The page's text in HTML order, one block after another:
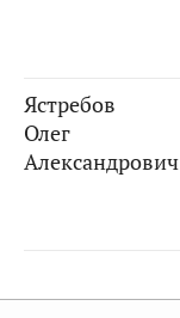
Ястребов
Олег
Александрович